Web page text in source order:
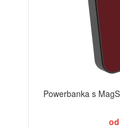
Powerbanka s